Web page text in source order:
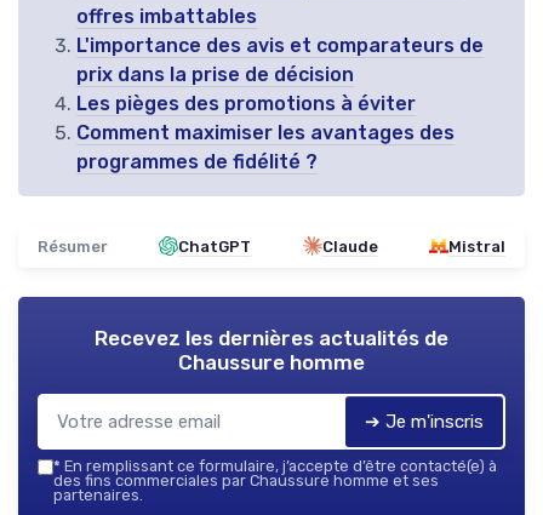
offres imbattables
L'importance des avis et comparateurs de
prix dans la prise de décision
Les pièges des promotions à éviter
Comment maximiser les avantages des
programmes de fidélité ?
Résumer ChatGPT Claude Mistral
Recevez les dernières actualités de
Chaussure homme
➔ Je m'inscris
* En remplissant ce formulaire, j’accepte d’être contacté(e) à
des fins commerciales par Chaussure homme et ses
partenaires.